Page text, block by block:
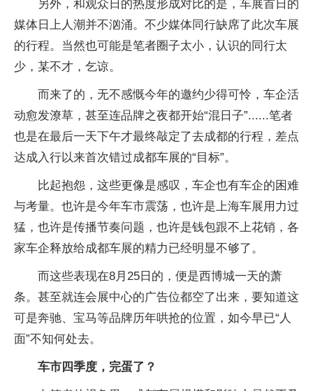
另外，和观众日的热度形成对比的是，车展首日的
媒体日上人潮并不汹涌。不少媒体同行缺席了此次车展
的行程。当然也可能是笔者圈子太小，认识的同行太
少，某不才，乞谅。
而来了的，无不感慨今年的邀约少得可怜，车企活
动愈发潦草，甚至连品牌之夜都开始“混日子”......笔者
也是在最后一天下午才最终敲定了去成都的行程，差点
达成入行以来首次错过成都车展的“目标”。
比起抱怨，这些更像是感叹，车企也有车企的困难
与考量。也许是今年车市震荡，也许是上海车展用力过
猛，也许是传播节奏问题，也许是钱包跟不上花销，各
家车企释放给成都车展的精力已经明显不够了。
而这些表现在8月25日的，便是西博城一天的萧
条。甚至就连会展中心的广告位都空了出来，要知道这
可是奔驰、宝马等品牌历年哄抢的位置，如今早已“人
面”不知何处去。
车市四季度，完蛋了？